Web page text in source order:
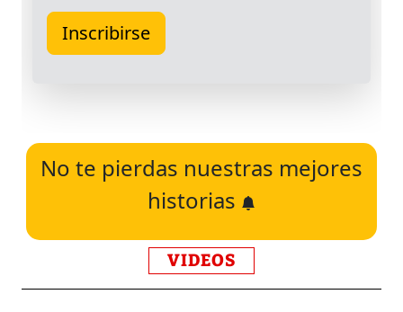
No te pierdas nuestras mejores
historias
VIDEOS